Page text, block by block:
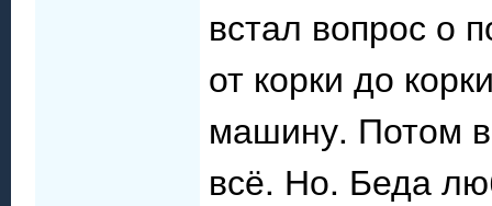
встал вопрос о
от корки до
машину. Потом
всё. Но. Беда